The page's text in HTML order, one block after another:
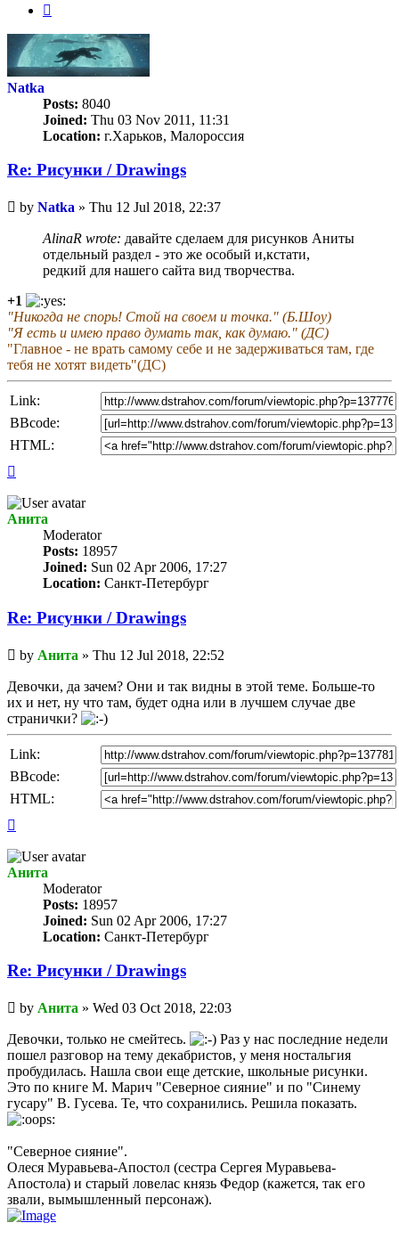
Natka
Posts: 8040
Joined: Thu 03 Nov 2011, 11:31
Location: г.Харьков, Малороссия
Re: Рисунки / Drawings
Unread
post
by Natka » Thu 12 Jul 2018, 22:37
AlinaR wrote: давайте сделаем для рисунков Аниты
отдельный раздел - это же особый и,кстати,
редкий для нашего сайта вид творчества.
+1
"Никогда не спорь! Стой на своем и точка." (Б.Шоу)
"Я есть и имею право думать так, как думаю." (ДС)
"Главное - не врать самому себе и не задерживаться там, где
тебя не хотят видеть"(ДС)
Link:
BBcode:
HTML:
Анита
Мoderator
Posts: 18957
Joined: Sun 02 Apr 2006, 17:27
Location: Санкт-Петербург
Re: Рисунки / Drawings
Unread
post
by Анита » Thu 12 Jul 2018, 22:52
Девочки, да зачем? Они и так видны в этой теме. Больше-то
их и нет, ну что там, будет одна или в лучшем случае две
странички?
Link:
BBcode:
HTML:
Анита
Мoderator
Posts: 18957
Joined: Sun 02 Apr 2006, 17:27
Location: Санкт-Петербург
Re: Рисунки / Drawings
Unread
post
by Анита » Wed 03 Oct 2018, 22:03
Девочки, только не смейтесь.
Раз у нас последние недели
пошел разговор на тему декабристов, у меня ностальгия
пробудилась. Нашла свои еще детские, школьные рисунки.
Это по книге М. Марич "Северное сияние" и по "Синему
гусару" В. Гусева. Те, что сохранились. Решила показать.
"Северное сияние".
Олеся Муравьева-Апостол (сестра Сергея Муравьева-
Апостола) и старый ловелас князь Федор (кажется, так его
звали, вымышленный персонаж).